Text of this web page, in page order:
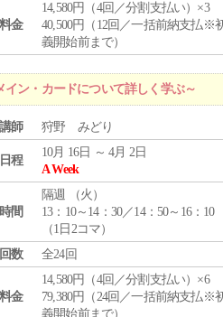
料金
14,580円（4回／分割支払い）×3
40,500円（12回／一括前納支払※
義開始前まで）
ン・カードについて詳しく学ぶ～
講師 狩野 みどり
日程
10月 16日 ～ 4月 2日
A Week
時間
隔週 （火 ）
13：10～14：30／14：50～16：10
（1日2コマ）
回数
全24回
料金
14,580円（4回／分割支払い）×6
79,380円（24回／一括前納支払※
義開始前まで）